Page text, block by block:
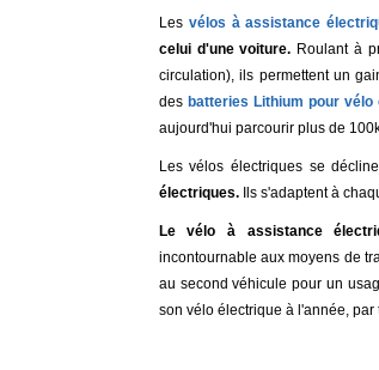
Les vélos à assistance
celui d'une voiture. Roulant à
circulation), ils permettent un
des batteries Lithium pour vélo
aujourd'hui parcourir plus de
Les vélos électriques se
électriques.Ils s'adaptent à
Le vélo à assistance
incontournable aux moyens de
au second véhicule pour un
son vélo électrique à l'année, par